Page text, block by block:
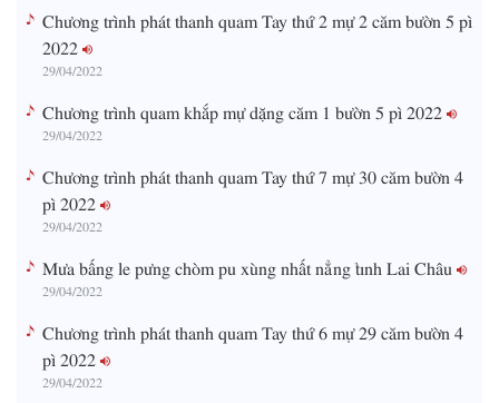
Chương trình phát thanh quam Tay thứ 2 mự 2 căm bườn 5 pì
2022
29/04/2022
Chương trình quam khắp mự dặng căm 1 bườn 5 pì 2022
29/04/2022
Chương trình phát thanh quam Tay thứ 7 mự 30 căm bườn 4
pì 2022
29/04/2022
Mưa bấng le pưng chòm pu xùng nhất nẳng tỉnh Lai Châu
29/04/2022
Chương trình phát thanh quam Tay thứ 6 mự 29 căm bườn 4
pì 2022
29/04/2022